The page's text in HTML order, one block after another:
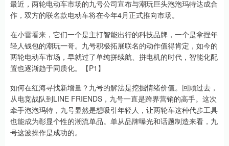
最近，两轮电动车市场的九号公司宣布与潮玩巨头泡泡玛特达成合
作，双方的联名款电动车将在今年4月正式推向市场。
在小雷看来，它们一个是主打智能出行的科技品牌，一个是拿捏年
轻人钱包的潮玩一哥。九号积极拓展联名的动作值得肯定，如今的
两轮电动车市场，早就过了单纯拼续航、拼电机的时代，智能化配
置也逐渐趋于同质化。【P1】
如何在红海寻找新增量？九号的解法是挖掘情绪价值。回顾过去，
从电竞战队到LINE FRIENDS，九号一直是跨界营销的高手。这次
牵手泡泡玛特，九号显然是想吸引年轻人，让两轮车这种代步工具
也能成为彰显个性的潮流单品。单从品牌曝光和话题制造来看，九
号这波操作是成功的。